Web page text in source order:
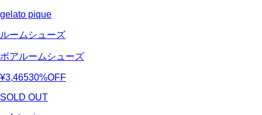
gelato pique
ルームシューズ
ボアルームシューズ
¥3,46530%OFF
SOLD OUT